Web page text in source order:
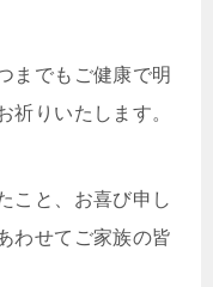
までもご健康で明
祈りいたします。
こと、お喜び申し
わせてご家族の皆